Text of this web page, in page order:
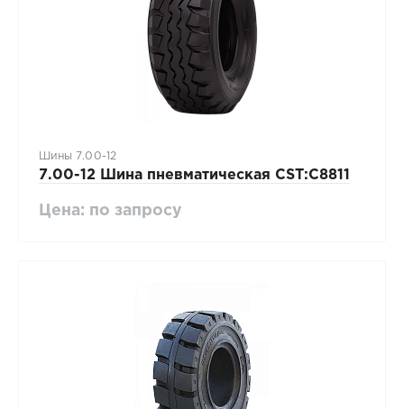
Шины 7.00-12
7.00-12 Шина пневматическая CST:C8811
Цена: по запросу